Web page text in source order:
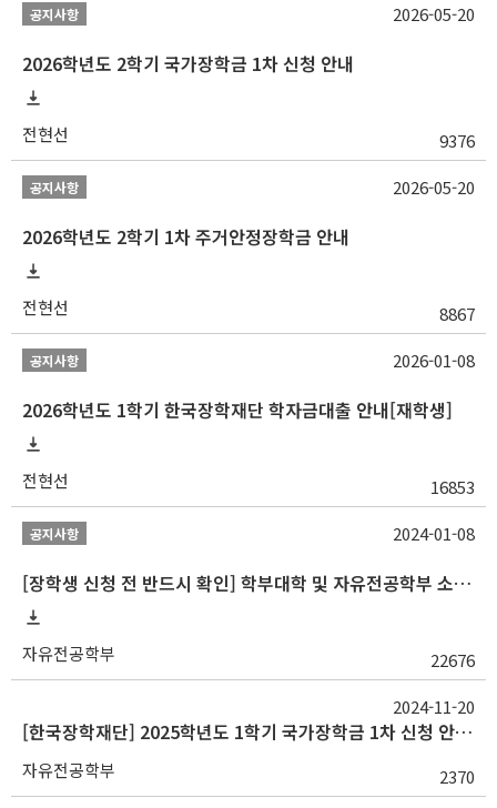
공지사항
2026학년도 2학기 국가장학금 1차 신청 안내
전현선 9376
2026-05-20
공지사항
2026학년도 2학기 1차 주거안정장학금 안내
전현선 8867
2026-05-20
공지사항
2026학년도 1학기 한국장학재단 학자금대출 안내[재학생]
전현선 16853
2026-01-08
공지사항
[장학생 신청 전 반드시 확인] 학부대학 및 자유전공학부 소속 학생 장학 통합 공지사항
자유전공학부 22676
2024-01-08
[한국장학재단] 2025학년도 1학기 국가장학금 1차 신청 안내(~12/26 18:00)
자유전공학부 2370
2024-11-20